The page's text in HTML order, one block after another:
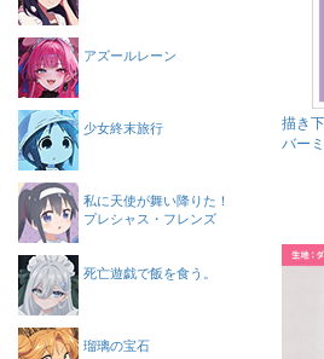
描き
バー
アズールレーン
少女終末旅行
私に天使が舞い降りた！
プレシャス・フレンズ
死亡遊戯で飯を食う。
瑠璃の宝石